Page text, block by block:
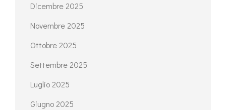
Dicembre 2025
Novembre 2025
Ottobre 2025
Settembre 2025
Luglio 2025
Giugno 2025